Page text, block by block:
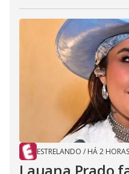
ESTRELANDO / HÁ 2 HORAS